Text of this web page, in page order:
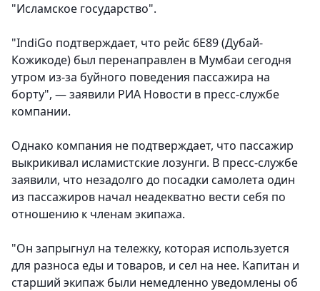
"Исламское государство".
"IndiGo подтверждает, что рейс 6E89 (Дубай-
Кожикоде) был перенаправлен в Мумбаи сегодня
утром из-за буйного поведения пассажира на
борту", — заявили РИА Новости в пресс-службе
компании.
Однако компания не подтверждает, что пассажир
выкрикивал исламистские лозунги. В пресс-службе
заявили, что незадолго до посадки самолета один
из пассажиров начал неадекватно вести себя по
отношению к членам экипажа.
"Он запрыгнул на тележку, которая используется
для разноса еды и товаров, и сел на нее. Капитан и
старший экипаж были немедленно уведомлены об